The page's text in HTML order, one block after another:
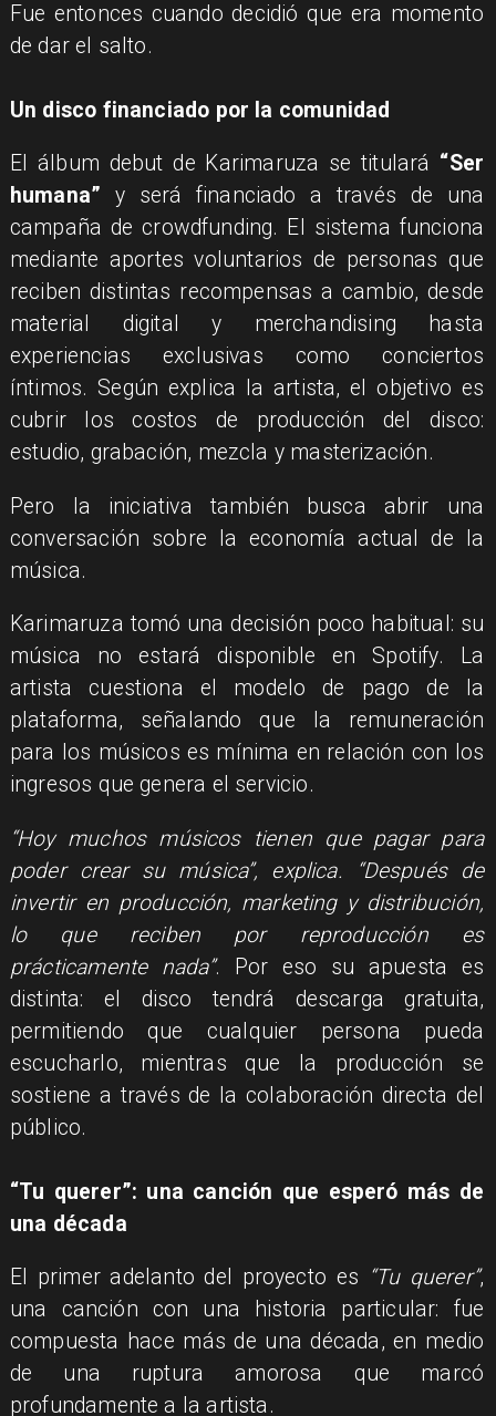
Fue entonces cuando decidió que era momento
de dar el salto.
Un disco financiado por la comunidad
El álbum debut de Karimaruza se titulará “Ser
humana” y será financiado a través de una
campaña de crowdfunding. El sistema funciona
mediante aportes voluntarios de personas que
reciben distintas recompensas a cambio, desde
material digital y merchandising hasta
experiencias exclusivas como conciertos
íntimos. Según explica la artista, el objetivo es
cubrir los costos de producción del disco:
estudio, grabación, mezcla y masterización.
Pero la iniciativa también busca abrir una
conversación sobre la economía actual de la
música.
Karimaruza tomó una decisión poco habitual: su
música no estará disponible en Spotify. La
artista cuestiona el modelo de pago de la
plataforma, señalando que la remuneración
para los músicos es mínima en relación con los
ingresos que genera el servicio.
“Hoy muchos músicos tienen que pagar para
poder crear su música”, explica. “Después de
invertir en producción, marketing y distribución,
lo que reciben por reproducción es
prácticamente nada”. Por eso su apuesta es
distinta: el disco tendrá descarga gratuita,
permitiendo que cualquier persona pueda
escucharlo, mientras que la producción se
sostiene a través de la colaboración directa del
público.
“Tu querer”: una canción que esperó más de
una década
El primer adelanto del proyecto es “Tu querer”,
una canción con una historia particular: fue
compuesta hace más de una década, en medio
de una ruptura amorosa que marcó
profundamente a la artista.